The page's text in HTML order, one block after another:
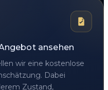
ansehen
wir eine kostenlose
Dabei
Zustand,